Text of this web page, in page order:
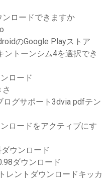
ロードできますか
のGoogle Playストア
ントーンシム4を選択でき
ロード
ログサポート3dvia pdfテン
ロードをアクティブにす
ウンロード
ダウンロード
レントダウンロードキッカ